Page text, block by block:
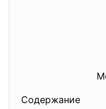
Содержание